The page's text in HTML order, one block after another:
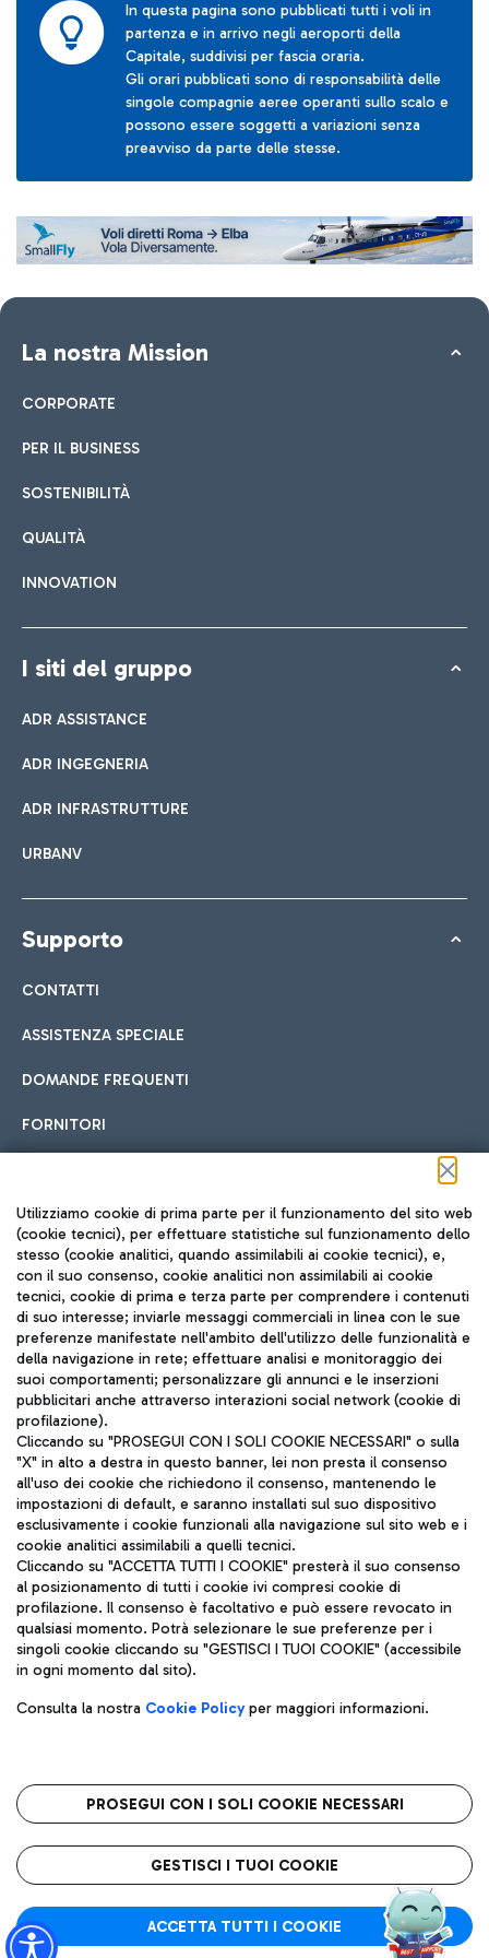
In questa pagina sono pubblicati tutti i voli in
partenza e in arrivo negli aeroporti della
Capitale, suddivisi per fascia oraria.
Gli orari pubblicati sono di responsabilità delle
singole compagnie aeree operanti sullo scalo e
possono essere soggetti a variazioni senza
preavviso da parte delle stesse.
La nostra Mission
CORPORATE
PER IL BUSINESS
SOSTENIBILITÀ
QUALITÀ
INNOVATION
I siti del gruppo
ADR ASSISTANCE
ADR INGEGNERIA
ADR INFRASTRUTTURE
URBANV
Supporto
CONTATTI
ASSISTENZA SPECIALE
DOMANDE FREQUENTI
FORNITORI
Seguici sui social
TRAVEL JOURNAL
ITA
Aeroporti di Roma S.p.A. - Società soggetta a direzione e
coordinamento di Mundys S.p.A.
Codice fiscale e Registro delle Imprese di Roma 13032990155 P.
IVA 06572251004
Capitale sociale 62.224.743,00 int. vers.
Sede legale: Via Pier Paolo Racchetti 1 - 00054 Fiumicino (RM)
telefono +39 06 65951
Privacy policy
Note legali
L'aeroporto stellato
QUALITÀ SOSTENIBILITÀ INNOVAZIONE
Utilizziamo cookie di prima parte per il funzionamento del sito web
(cookie tecnici), per effettuare statistiche sul funzionamento dello
stesso (cookie analitici, quando assimilabili ai cookie tecnici), e,
con il suo consenso, cookie analitici non assimilabili ai cookie
tecnici, cookie di prima e terza parte per comprendere i contenuti
di suo interesse; inviarle messaggi commerciali in linea con le sue
preferenze manifestate nell'ambito dell'utilizzo delle funzionalità e
della navigazione in rete; effettuare analisi e monitoraggio dei
suoi comportamenti; personalizzare gli annunci e le inserzioni
pubblicitari anche attraverso interazioni social network (cookie di
profilazione).
Cliccando su "PROSEGUI CON I SOLI COOKIE NECESSARI" o sulla
"X" in alto a destra in questo banner, lei non presta il consenso
all'uso dei cookie che richiedono il consenso, mantenendo le
impostazioni di default, e saranno installati sul suo dispositivo
esclusivamente i cookie funzionali alla navigazione sul sito web e i
cookie analitici assimilabili a quelli tecnici.
Cliccando su "ACCETTA TUTTI I COOKIE" presterà il suo consenso
al posizionamento di tutti i cookie ivi compresi cookie di
profilazione. Il consenso è facoltativo e può essere revocato in
qualsiasi momento. Potrà selezionare le sue preferenze per i
singoli cookie cliccando su "GESTISCI I TUOI COOKIE" (accessibile
in ogni momento dal sito).
Consulta la nostra Cookie Policyper maggiori informazioni.
PROSEGUI CON I SOLI COOKIE NECESSARI
GESTISCI I TUOI COOKIE
ACCETTA TUTTI I COOKIE